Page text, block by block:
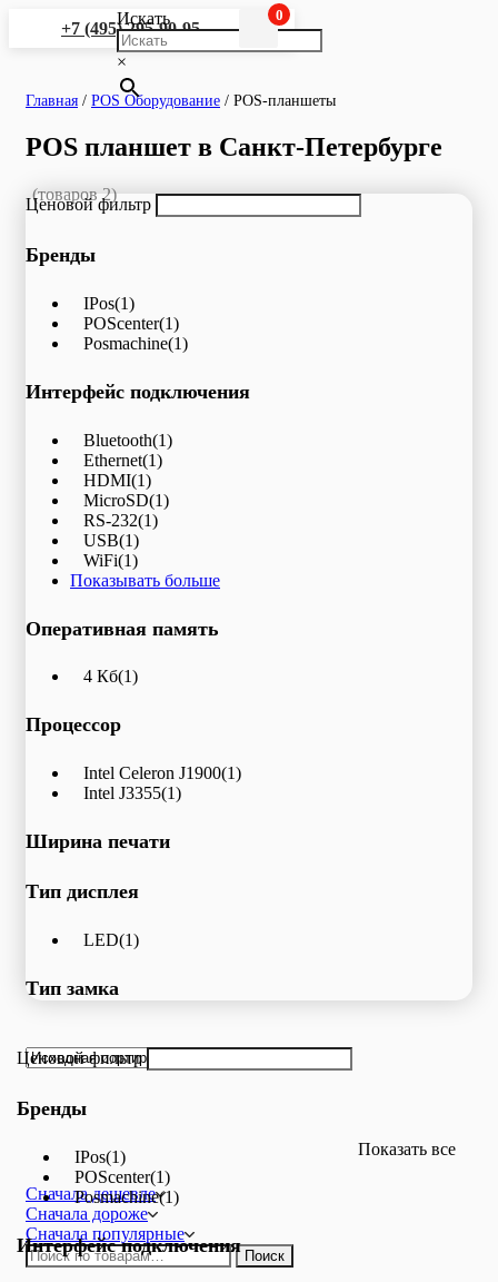
+7 (495) 295-90-95
Искать
×
0
Главная / POS Оборудование / POS-планшеты
POS планшет в Санкт-Петербурге
(товаров 2)
Ценовой фильтр
Бренды
IPos(1)
POScenter(1)
Posmachine(1)
Интерфейс подключения
Bluetooth(1)
Ethernet(1)
HDMI(1)
MicroSD(1)
RS-232(1)
USB(1)
WiFi(1)
Показывать больше
Оперативная память
4 Кб(1)
Процессор
Intel Celeron J1900(1)
Intel J3355(1)
Ширина печати
Тип дисплея
LED(1)
Тип замка
Ценовой фильтр
Бренды
IPos(1)
POScenter(1)
Posmachine(1)
Интерфейс подключения
Показать все
Сначала дешевле
Сначала дороже
Сначала популярные
Искать:
Поиск